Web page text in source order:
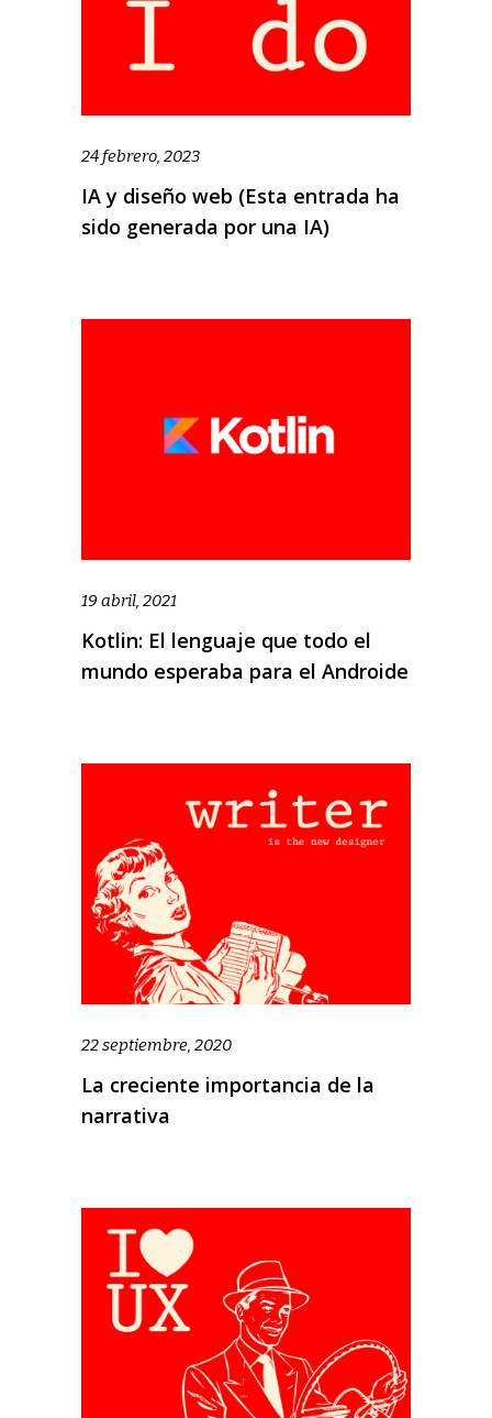
24 febrero, 2023
IA y diseño web (Esta entrada ha
sido generada por una IA)
19 abril, 2021
Kotlin: El lenguaje que todo el
mundo esperaba para el Androide
22 septiembre, 2020
La creciente importancia de la
narrativa